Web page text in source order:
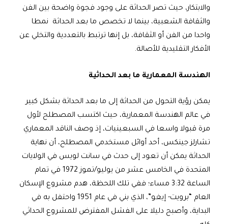
والابتكار، حيث تصر الحداثة على وجود فجوة واضحة بين الفن
والثقافة الشعبية، بينما لا تخصص ما بعد الحداثة نمطا
واحدا من الفن أو الثقافة، بل إنها ترتبط بالتعددية والتخلي عن
الأفكار التقليدية للأصالة.
الهندسة المعمارية ما بعد الحداثية
يمكن رؤية التحول من الحداثة إلى ما بعد الحداثة بشكل كبير
في عالم الهندسة المعمارية، حيث اكتسب المصطلح لأول
مرة قبولا واسعا في السبعينيات، إذ وصف الناقد المعماري
تشارلز جينكس، أحد أوائل مستخدمي المصطلح، أن نهاية
الحداثة يمكن أن تعود إلى حدث في سانت لويس في الولايات
المتحدة في الخامس عشر من يوليو/تموز 1972 في تمام
الساعة 3:32 مساء؛ ففي تلك اللحظة، هدم مشروع الإسكان
العام “برويت- إيغو”، الذي بني في عام 1951 واحتفل به في
البداية، وأصبح دليلا على الفشل المفترض للمشروع الحداثي